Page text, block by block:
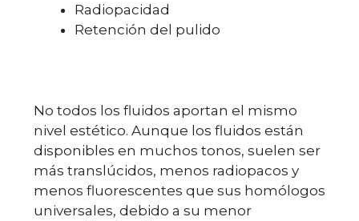
Radiopacidad
Retención del pulido
No todos los fluidos aportan el mismo
nivel estético. Aunque los fluidos están
disponibles en muchos tonos, suelen ser
más translúcidos, menos radiopacos y
menos fluorescentes que sus homólogos
universales, debido a su menor